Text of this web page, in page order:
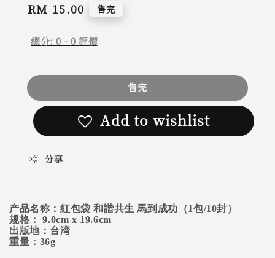
Regular
RM 15.00 售完
總分:0 - 0 評價
售完
Add to wishlist
分享
产品名称：紅包袋 和諧共生 馬到成功（1包/10封）
规格： 9.0cm x 19.6cm
出版地：台湾
重量：36g